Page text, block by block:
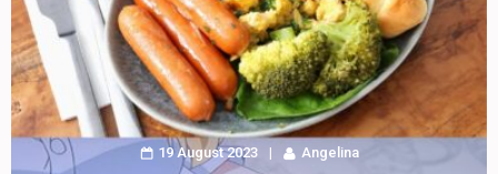
19 August 2023 Angelina